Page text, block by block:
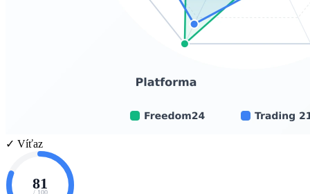
✓ Víťaz
81
/ 100